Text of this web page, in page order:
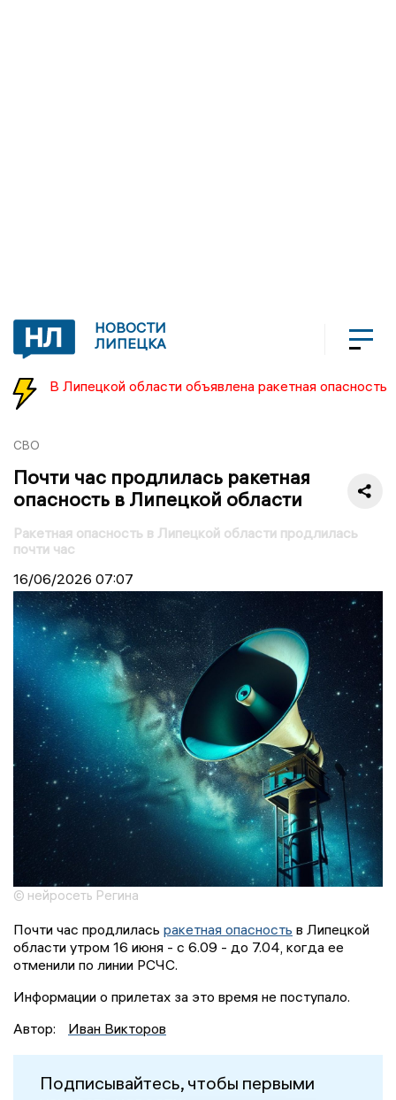
НОВОСТИ
ЛИПЕЦКА
В Липецкой области объявлена ракетная опасность
СВО
Почти час продлилась ракетная
опасность в Липецкой области
Ракетная опасность в Липецкой области продлилась
почти час
16/06/2026 07:07
© нейросеть Регина
Почти час продлилась ракетная опасность в Липецкой
области утром 16 июня - с 6.09 - до 7.04, когда ее
отменили по линии РСЧС.
Информации о прилетах за это время не поступало.
Автор:
Иван Викторов
Подписывайтесь, чтобы первыми